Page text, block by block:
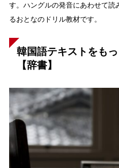
す。ハングルの発音にあわせて読
るおとなのドリル教材です。
韓国語テキストをも
【辞書】